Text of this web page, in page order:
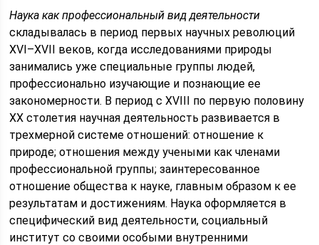
Наука как профессиональный вид деятельности
складывалась в период первых научных революций
XVI–XVII веков, когда исследованиями природы
занимались уже специальные группы людей,
профессионально изучающие и познающие ее
закономерности. В период с XVIII по первую половину
XX столетия научная деятельность развивается в
трехмерной системе отношений: отношение к
природе; отношения между учеными как членами
профессиональной группы; заинтересованное
отношение общества к науке, главным образом к ее
результатам и достижениям. Наука оформляется в
специфический вид деятельности, социальный
институт со своими особыми внутренними